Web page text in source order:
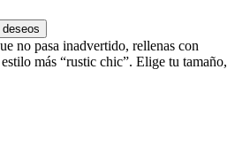
no pasa inadvertido, rellenas con
más “rustic chic”. Elige tu tamaño,